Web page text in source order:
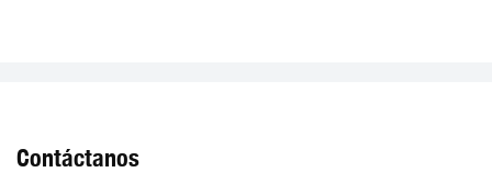
Contáctanos